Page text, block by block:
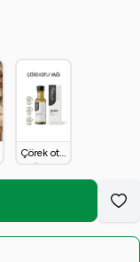
Çörek otu
Yağı 100
ml